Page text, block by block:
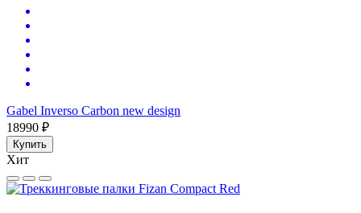
Gabel Inverso Carbon new design
18990 ₽
Купить
Хит